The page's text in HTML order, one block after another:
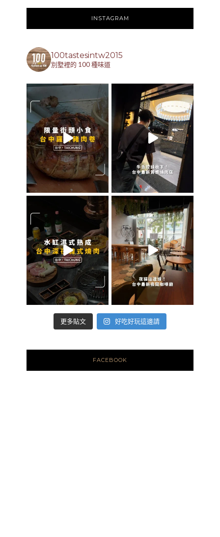
INSTAGRAM
100tastesintw2015
別墅裡的 100 種味道
更多貼文 好吃好玩這邊請
FACEBOOK